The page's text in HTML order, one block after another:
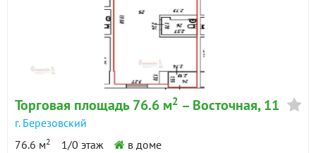
Торговая площадь 76.6 м2 – Восточная, 11
г. Березовский
76.6 м2 1/0 этаж в доме